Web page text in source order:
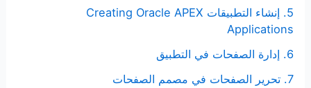
5. إنشاء التطبيقات Creating Oracle APEX
Applications
6. إدارة الصفحات في التطبيق
7. تحرير الصفحات في مصمم الصفحات